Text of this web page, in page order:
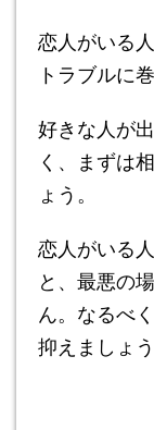
恋人がいる
トラブルに
好きな人が
く、まずは
ょう。
恋人がいる
と、最悪の
ん。なるべ
抑えましょう